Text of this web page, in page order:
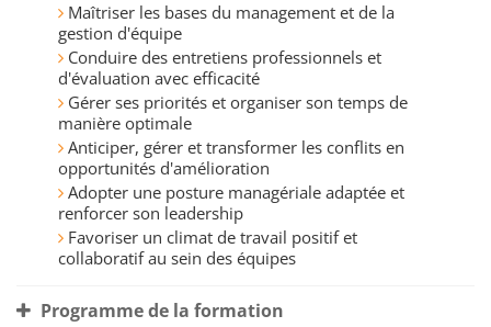
Maîtriser les bases du management et de la
gestion d'équipe
Conduire des entretiens professionnels et
d'évaluation avec efficacité
Gérer ses priorités et organiser son temps de
manière optimale
Anticiper, gérer et transformer les conflits en
opportunités d'amélioration
Adopter une posture managériale adaptée et
renforcer son leadership
Favoriser un climat de travail positif et
collaboratif au sein des équipes
Programme de la formation